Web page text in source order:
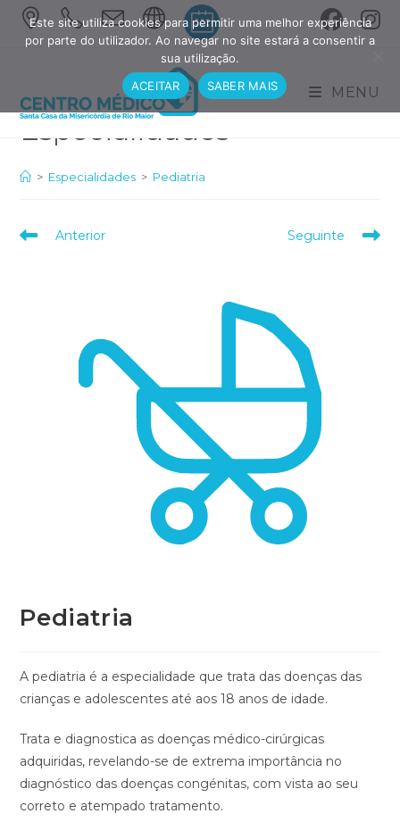
Skip
MENU
> Especialidades > Pediatria
Read
Anterior Seguinte
Pediatria
A pediatria é a especialidade que trata das doenças das
crianças e adolescentes até aos 18 anos de idade.
Trata e diagnostica as doenças médico-cirúrgicas
adquiridas, revelando-se de extrema importância no
diagnóstico das doenças congénitas, com vista ao seu
correto e atempado tratamento.
Este site utiliza cookies para permitir uma melhor experiência
por parte do utilizador. Ao navegar no site estará a consentir a
sua utilização.
ACEITAR
SABER MAIS